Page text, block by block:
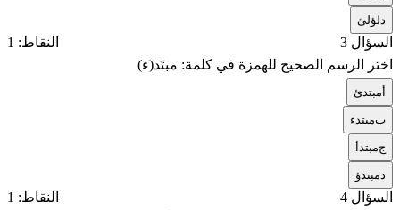
لؤلئ
السؤال 3
النقاط: 1
اختر الرسم الصحيح للهمزة في كلمة: مبتَد(ء)
مبتدئ
بمبتدء
جمبتدأ
مبتدؤ
السؤال 4
النقاط: 1